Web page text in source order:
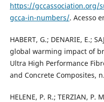
https://gccassociation.org/
gcca-in-numbers/. Acesso
HABERT, G.; DENARIE, E.;
global warming impact of
Ultra High Performance
and Concrete Composites,
HELENE, P. R.; TERZIAN,